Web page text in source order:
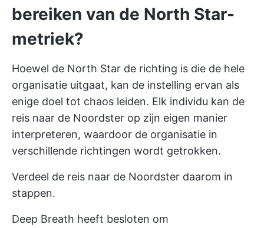
bereiken van de North Star-
metriek?
Hoewel de North Star de richting is die de hele
organisatie uitgaat, kan de instelling ervan als
enige doel tot chaos leiden. Elk individu kan de
reis naar de Noordster op zijn eigen manier
interpreteren, waardoor de organisatie in
verschillende richtingen wordt getrokken.
Verdeel de reis naar de Noordster daarom in
stappen.
Deep Breath heeft besloten om